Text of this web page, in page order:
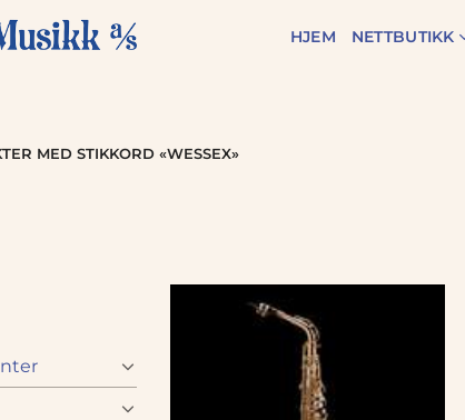
HJEM NETTBUTIKK
MED STIKKORD «WESSEX»